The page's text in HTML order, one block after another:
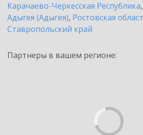
Карачаево-Черкесская Республика,
Адыгея (Адыгея), Ростовская
Ставропольский край
Партнеры в вашем регионе: